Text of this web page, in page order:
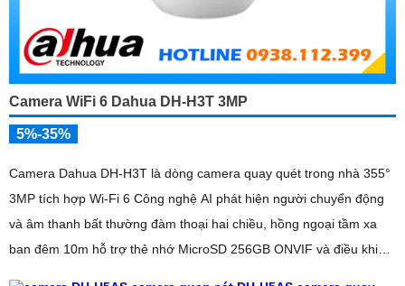
Camera WiFi 6 Dahua DH-H3T 3MP
5%-35%
Camera Dahua DH-H3T là dòng camera quay quét trong nhà 355°
3MP tích hợp Wi-Fi 6 Công nghệ AI phát hiện người chuyển động
và âm thanh bất thường đàm thoại hai chiều, hồng ngoại tầm xa
ban đêm 10m hỗ trợ thẻ nhớ MicroSD 256GB ONVIF và điều khiển